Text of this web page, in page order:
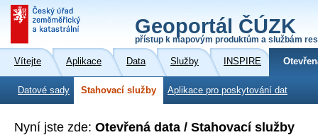
Geoportál ČÚZK
přístup k mapovým produktům a službám
Vítejte Aplikace Data Služby INSPIRE
Datové sady Stahovací služby Aplikace pro poskytování dat
Nyní jste zde: Otevřená data / Stahovací služby